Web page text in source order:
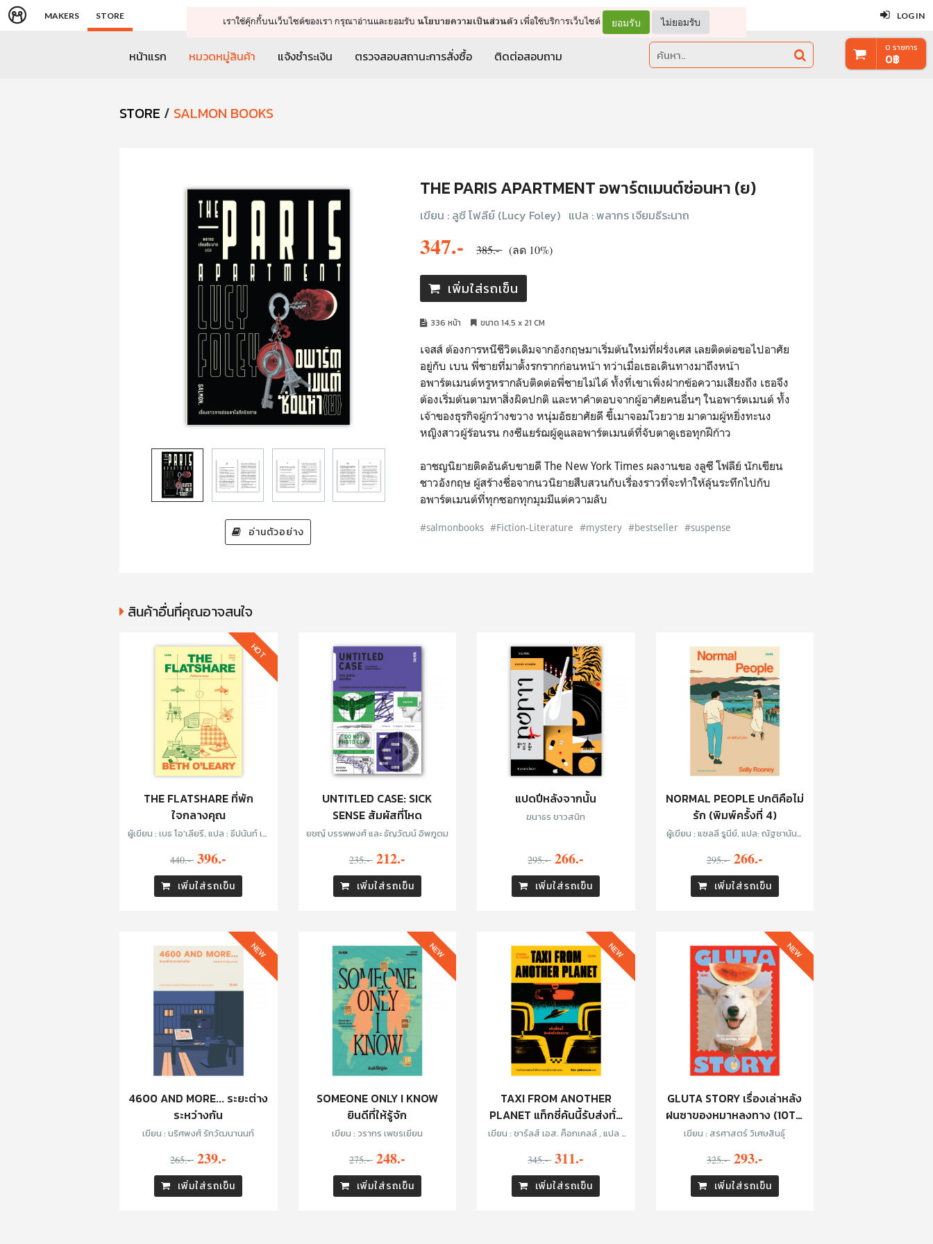
ปิด
จัดการรถเข็น ดำเนินการต่อ
MAKERS STORE LOG IN
เราใช้คุ๊กกี้บนเว็บไซต์ของเรา กรุณาอ่านและยอมรับนโยบายความเป็นส่วนตัว เพื่อใช้บริการเว็บไซต์ ยอมรับ ไม่ยอมรับ
หน้าแรก หมวดหมู่สินค้า แจ้งชำระเงิน ตรวจสอบสถานะการสั่งซื้อ ติดต่อสอบถาม
0 รายการ
0฿
STORE / SALMON BOOKS
อ่านตัวอย่าง
THE PARIS APARTMENT อพาร์ตเมนต์ซ่อนหา (ย)
เขียน : ลูซี โฟลีย์ (Lucy Foley) แปล :พลากร เจียมธีระนาถ
347.- 385.- (ลด 10%)
เพิ่มใส่รถเข็น
336 หน้า ขนาด 14.5 x 21 CM
เจสส์ ต้องการหนีชีวิตเดิมจากอังกฤษมาเริ่มต้นใหม่ที่ฝรั่งเศส เลยติดต่อขอไปอาศัย
อยู่กับ เบน พี่ชายที่มาตั้งรกรากก่อนหน้า ทว่าเมื่อเธอเดินทางมาถึงหน้า
อพาร์ตเมนต์หรูหรากลับติดต่อพี่ชายไม่ได้ ทั้งที่เขาเพิ่งฝากข้อความเสียงถึง เธอจึง
ต้องเริ่มต้นตามหาสิ่งผิดปกติ และหาคำตอบจากผู้อาศัยคนอื่นๆ ในอพาร์ตเมนต์ ทั้ง
เจ้าของธุรกิจผู้กว้างขวาง หนุ่มอัธยาศัยดี ขี้เมาจอมโวยวาย มาดามผู้หยิ่งทะนง
หญิงสาวผู้ร้อนรน กงซีแยร์ฌผู้ดูแลอพาร์ตเมนต์ที่จับตาดูเธอทุกฝีก้าว
อาชญนิยายติดอันดับขายดี The New York Times ผลงานขอ งลูซี โฟลีย์ นักเขียน
ชาวอังกฤษ ผู้สร้างชื่อจากนวนิยายสืบสวนกับเรื่องราวที่จะทำให้ลุ้นระทึกไปกับ
อพาร์ตเมนต์ที่ทุกซอกทุกมุมมีแต่ความลับ
#salmonbooks #Fiction-Literature #mystery #bestseller #suspense
สินค้าอื่นที่คุณอาจสนใจ
THE FLATSHARE ที่พัก
ใจกลางคุณ
ผู้เขียน : เบธ โอ'เลียรี, แปล : ธีปนันท์ เพ็
440.- 396.-
เพิ่มใส่รถเข็น
HOT
UNTITLED CASE: SICK
SENSE สัมผัสที่โหด
ยชญ์ บรรพพงศ์ และ ธัญวัฒน์ อิพภูดม
235.- 212.-
เพิ่มใส่รถเข็น
แปดปีหลังจากนั้น
ฆนาธร ขาวสนิท
295.- 266.-
เพิ่มใส่รถเข็น
NORMAL PEOPLE ปกติคือไม่
รัก (พิมพ์ครั้งที่ 4)
ผู้เขียน : แซลลี รูนีย์, แปล: ณัฐชานันท์
295.- 266.-
เพิ่มใส่รถเข็น
4600 AND MORE... ระยะต่าง
ระหว่างกัน
เขียน : นริศพงศ์ รักวัฒนานนท์
265.- 239.-
เพิ่มใส่รถเข็น
NEW
SOMEONE ONLY I KNOW
ยินดีที่ให้รู้จัก
เขียน : วรากร เพชรเยียน
275.- 248.-
เพิ่มใส่รถเข็น
NEW
TAXI FROM ANOTHER
PLANET แท็กซี่คันนี้รับส่งทั่ว
จักรวาล
เขียน : ชาร์ลส์ เอส. ค็อกเคลล์ , แปล :
345.- 311.-
เพิ่มใส่รถเข็น
NEW
GLUTA STORY เรื่องเล่าหลัง
ฝนซาของหมาหลงทาง (10TH
ANNIVERSARY EDITION)
เขียน : สรศาสตร์ วิเศษสินธุ์
325.- 293.-
เพิ่มใส่รถเข็น
NEW